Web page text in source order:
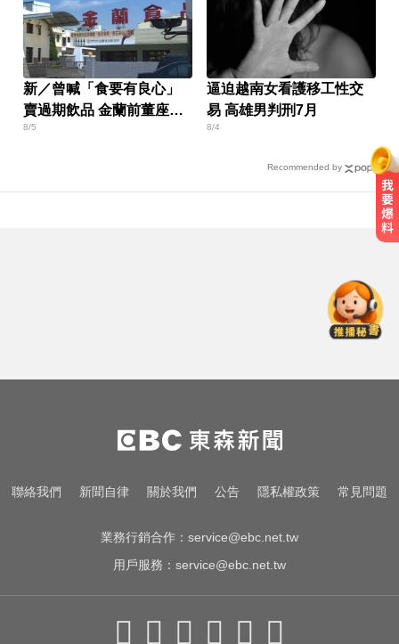
新／曾喊「食要有良心」
賣過期飲品 金蘭前董座遭
求重刑
8/5
逼迫越南女看護移工性交
易 高雄男判刑7月
8/4
Recommended by
堂喊：你殺青了
金牌員工轉投李多慧！剪輯師突暴
紅狂接20業配 Joeman 認：我也會
颱風假怎麼放？停班課標準、宣布
聯絡我們 新聞自律 關於我們 公告 隱私權政策 常見問題
業務行銷合作： service@ebc.net.tw
用戶服務： service@ebc.net.tw